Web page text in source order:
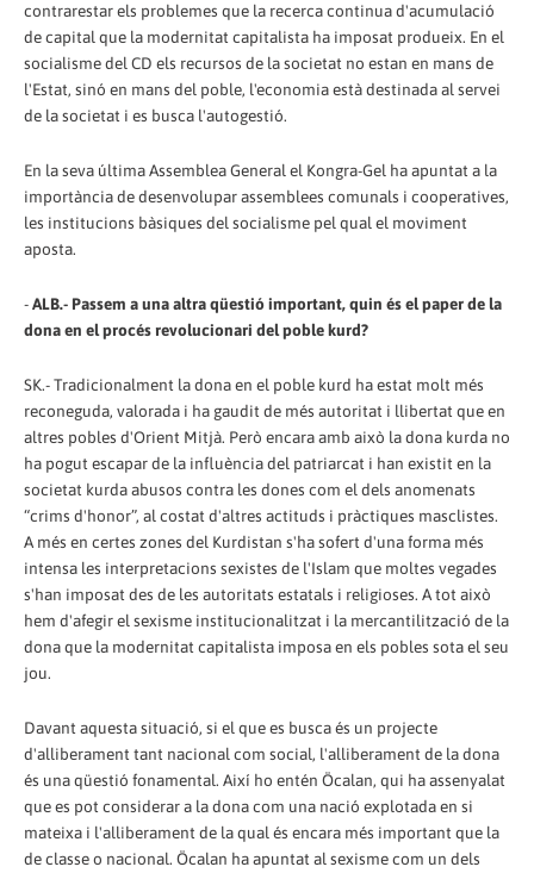
contrarestar els problemes que la recerca continua d'acumulació
de capital que la modernitat capitalista ha imposat produeix. En el
socialisme del CD els recursos de la societat no estan en mans de
l'Estat, sinó en mans del poble, l'economia està destinada al servei
de la societat i es busca l'autogestió.
En la seva última Assemblea General el Kongra-Gel ha apuntat a la
importància de desenvolupar assemblees comunals i cooperatives,
les institucions bàsiques del socialisme pel qual el moviment
aposta.
-ALB.- Passem a una altra qüestió important, quin és el paper de la
dona en el procés revolucionari del poble kurd?
SK.- Tradicionalment la dona en el poble kurd ha estat molt més
reconeguda, valorada i ha gaudit de més autoritat i llibertat que en
altres pobles d'Orient Mitjà. Però encara amb això la dona kurda no
ha pogut escapar de la influència del patriarcat i han existit en la
societat kurda abusos contra les dones com el dels anomenats
“crims d'honor”, al costat d'altres actituds i pràctiques masclistes.
A més en certes zones del Kurdistan s'ha sofert d'una forma més
intensa les interpretacions sexistes de l'Islam que moltes vegades
s'han imposat des de les autoritats estatals i religioses. A tot això
hem d'afegir el sexisme institucionalitzat i la mercantilització de la
dona que la modernitat capitalista imposa en els pobles sota el seu
jou.
Davant aquesta situació, si el que es busca és un projecte
d'alliberament tant nacional com social, l'alliberament de la dona
és una qüestió fonamental. Així ho entén Öcalan, qui ha assenyalat
que es pot considerar a la dona com una nació explotada en si
mateixa i l'alliberament de la qual és encara més important que la
de classe o nacional. Öcalan ha apuntat al sexisme com un dels